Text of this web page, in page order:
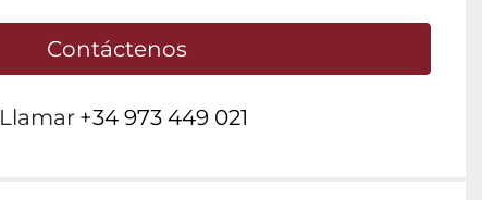
Contáctenos
Llamar +34 973 449 021